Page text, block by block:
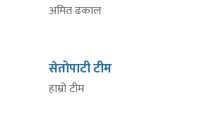
अमित ढकाल
सेतोपाटी टीम
हाम्रो टीम